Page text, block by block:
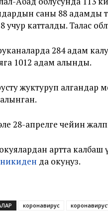
саны 88 адамды
учур катталды. Талас
284 адам
1012 адам алынды.
жуктуруп
28-апрелге чейин
артта
да окуңуз.
коронавирус